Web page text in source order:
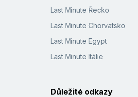
Last Minute Řecko
Last Minute Chorvatsko
Last Minute Egypt
Last Minute Itálie
Důležité odkazy